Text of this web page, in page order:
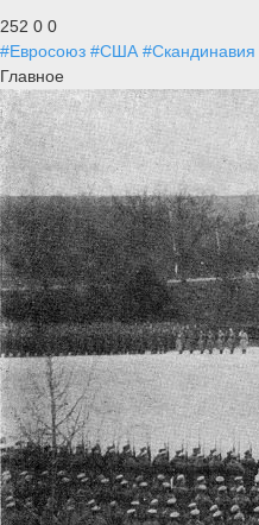
252 0 0
#Евросоюз #США #Скандинавия
Главное